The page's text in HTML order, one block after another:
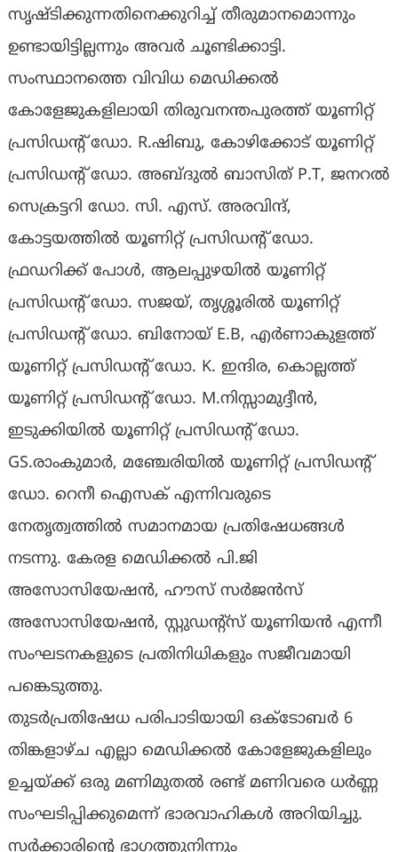
സൃഷ്ടിക്കുന്നതിനെക്കുറിച്ച് തീരുമാനമൊന്നും
ഉണ്ടായിട്ടില്ലന്നും അവർ ചൂണ്ടിക്കാട്ടി.
സംസ്ഥാനത്തെ വിവിധ മെഡിക്കൽ
കോളേജുകളിലായി തിരുവനന്തപുരത്ത് യൂണിറ്റ്
പ്രസിഡന്റ് ഡോ. R.ഷിബു, കോഴിക്കോട് യൂണിറ്റ്
പ്രസിഡന്റ് ഡോ. അബ്ദുൽ ബാസിത് P.T, ജനറൽ
സെക്രട്ടറി ഡോ. സി. എസ്. അരവിന്ദ്,
കോട്ടയത്തിൽ യൂണിറ്റ് പ്രസിഡന്റ് ഡോ.
ഫ്രഡറിക്ക് പോൾ, ആലപ്പുഴയിൽ യൂണിറ്റ്
പ്രസിഡന്റ് ഡോ. സജയ്, തൃശ്ശൂരിൽ യൂണിറ്റ്
പ്രസിഡന്റ് ഡോ. ബിനോയ് E.B, എർണാകുളത്ത്
യൂണിറ്റ് പ്രസിഡന്റ് ഡോ. K. ഇന്ദിര, കൊല്ലത്ത്
യൂണിറ്റ് പ്രസിഡന്റ് ഡോ. M.നിസ്സാമുദ്ദീൻ,
ഇടുക്കിയിൽ യൂണിറ്റ് പ്രസിഡന്റ് ഡോ.
GS.രാംകുമാർ, മഞ്ചേരിയിൽ യൂണിറ്റ് പ്രസിഡന്റ്
ഡോ. റെനീ ഐസക് എന്നിവരുടെ
നേതൃത്വത്തിൽ സമാനമായ പ്രതിഷേധങ്ങൾ
നടന്നു. കേരള മെഡിക്കൽ പി.ജി
അസോസിയേഷൻ, ഹൗസ് സർജൻസ്
അസോസിയേഷൻ, സ്റ്റുഡന്റ്സ് യൂണിയൻ എന്നീ
സംഘടനകളുടെ പ്രതിനിധികളും സജീവമായി
പങ്കെടുത്തു.
തുടർപ്രതിഷേധ പരിപാടിയായി ഒക്ടോബർ 6
തിങ്കളാഴ്ച എല്ലാ മെഡിക്കൽ കോളേജുകളിലും
ഉച്ചയ്ക്ക് ഒരു മണിമുതൽ രണ്ട് മണിവരെ ധർണ്ണ
സംഘടിപ്പിക്കുമെന്ന് ഭാരവാഹികൾ അറിയിച്ചു.
സർക്കാരിന്റെ ഭാഗത്തുനിന്നും